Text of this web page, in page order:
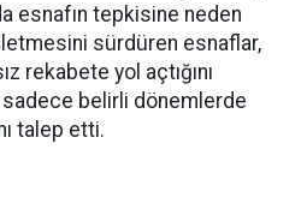
esnafın tepkisine neden
sürdüren esnaflar,
rekabete yol açtığını
belirli dönemlerde
talep etti.